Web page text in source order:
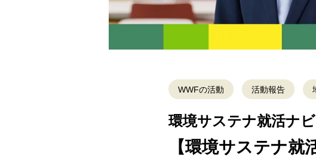
WWFの活動 活動報告
環境サステナ就活ナ
【環境サステナ